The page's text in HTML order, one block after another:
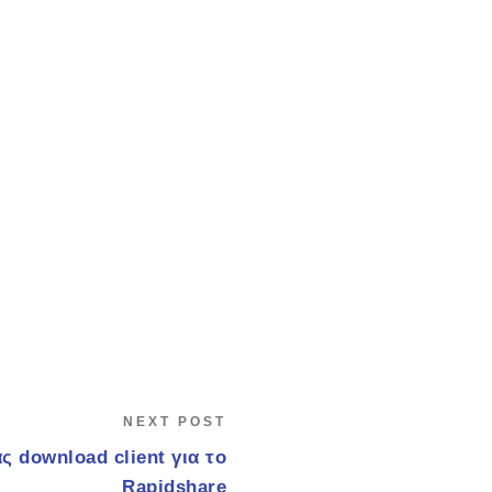
NEXT POST
download client για το
Rapidshare